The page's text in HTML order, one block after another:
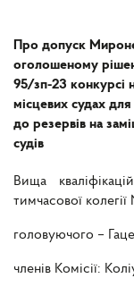
Про допуск
оголошеному
95/зп-23 конкурсі
місцевих судах
до резервів на
судів
Вища
тимчасової
головуючого –
членів Комісії: